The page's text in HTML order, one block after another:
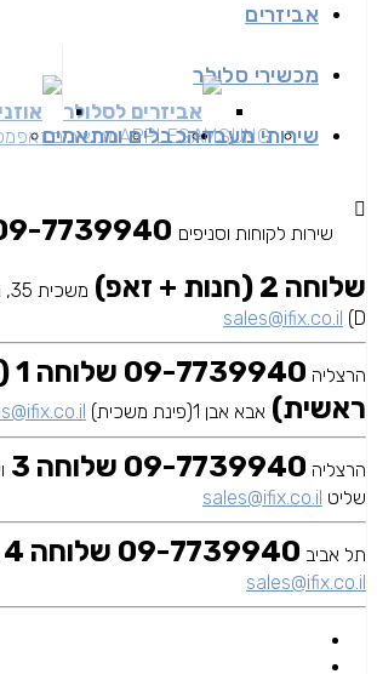
אביזרים
אביזרים לסלולר
מכשירי סלולר
SAMSUNG
APPLEמכשירים זאפ שירותי מעבדהכבלים ומתאמים
שירות לקוחות וסניפים
שלוחה 2 (חנות + זאפ)
D)
sales@ifix.co.il
הרצליה
ראשית) אבא אבן 1(פינת משכית)
הרצליה 09-7739940 שלוחה 3
שליט sales@ifix.co.il
תל אביב 09-7739940 שלוחה 4
sales@ifix.co.il